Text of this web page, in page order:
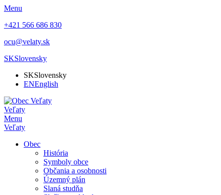
Menu
+421 566 686 830
ocu@velaty.sk
SKSlovensky
SKSlovensky
ENEnglish
Veľaty
Menu
Veľaty
Obec
História
Symboly obce
Občania a osobnosti
Územný plán
Slaná studňa